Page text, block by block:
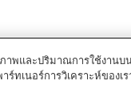
พและปริมาณการใช้งานบน
ทเนอร์การวิเคราะห์ของเ